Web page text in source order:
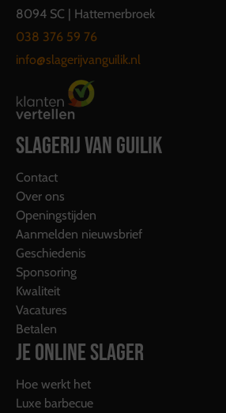
8094 SC | Hattemerbroek
038 376 59 76
info@slagerijvanguilik.nl
SLAGERIJ VAN GUILIK
Contact
Over ons
Openingstijden
Aanmelden nieuwsbrief
Geschiedenis
Sponsoring
Kwaliteit
Vacatures
Betalen
JE ONLINE SLAGER
Hoe werkt het
Luxe barbecue